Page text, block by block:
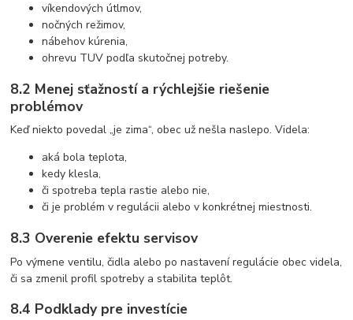
víkendových útlmov,
nočných režimov,
nábehov kúrenia,
ohrevu TUV podľa skutočnej potreby.
8.2 Menej sťažností a rýchlejšie riešenie
problémov
Keď niekto povedal „je zima“, obec už nešla naslepo. Videla:
aká bola teplota,
kedy klesla,
či spotreba tepla rastie alebo nie,
či je problém v regulácii alebo v konkrétnej miestnosti.
8.3 Overenie efektu servisov
Po výmene ventilu, čidla alebo po nastavení regulácie obec videla,
či sa zmenil profil spotreby a stabilita teplôt.
8.4 Podklady pre investície